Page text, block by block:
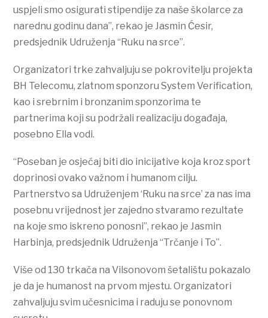
uspjeli smo osigurati stipendije za naše školarce za
narednu godinu dana”, rekao je Jasmin Ćesir,
predsjednik Udruženja “Ruku na srce”.
Organizatori trke zahvaljuju se pokrovitelju projekta
BH Telecomu, zlatnom sponzoru System Verification,
kao i srebrnim i bronzanim sponzorima te
partnerima koji su podržali realizaciju događaja,
posebno Ella vodi.
“Poseban je osjećaj biti dio inicijative koja kroz sport
doprinosi ovako važnom i humanom cilju.
Partnerstvo sa Udruženjem ‘Ruku na srce’ za nas ima
posebnu vrijednost jer zajedno stvaramo rezultate
na koje smo iskreno ponosni”, rekao je Jasmin
Harbinja, predsjednik Udruženja “Trčanje i To”.
Više od 130 trkača na Vilsonovom šetalištu pokazalo
je da je humanost na prvom mjestu. Organizatori
zahvaljuju svim učesnicima i raduju se ponovnom